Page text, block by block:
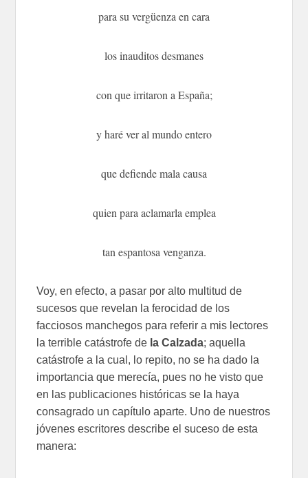
para su vergüenza en cara
los inauditos desmanes
con que irritaron a España;
y haré ver al mundo entero
que defiende mala causa
quien para aclamarla emplea
tan espantosa venganza.
Voy, en efecto, a pasar por alto multitud de
sucesos que revelan la ferocidad de los
facciosos manchegos para referir a mis lectores
la terrible catástrofe de la Calzada; aquella
catástrofe a la cual, lo repito, no se ha dado la
importancia que merecía, pues no he visto que
en las publicaciones históricas se la haya
consagrado un capítulo aparte. Uno de nuestros
jóvenes escritores describe el suceso de esta
manera: